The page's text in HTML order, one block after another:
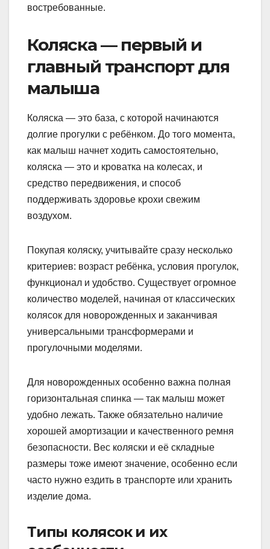
востребованные.
Коляска — первый и
главный транспорт для
малыша
Коляска — это база, с которой начинаются
долгие прогулки с ребёнком. До того момента,
как малыш начнет ходить самостоятельно,
коляска — это и кроватка на колесах, и
средство передвижения, и способ
поддерживать здоровье крохи свежим
воздухом.
Покупая коляску, учитывайте сразу несколько
критериев: возраст ребёнка, условия прогулок,
функционал и удобство. Существует огромное
количество моделей, начиная от классических
колясок для новорожденных и заканчивая
универсальными трансформерами и
прогулочными моделями.
Для новорожденных особенно важна полная
горизонтальная спинка — так малыш может
удобно лежать. Также обязательно наличие
хорошей амортизации и качественного ремня
безопасности. Вес коляски и её складные
размеры тоже имеют значение, особенно если
часто нужно ездить в транспорте или хранить
изделие дома.
Типы колясок и их